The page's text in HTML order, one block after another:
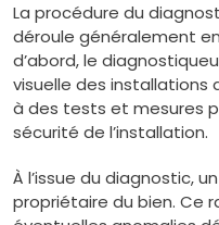
La procédure du
déroule généralement
d’abord, le
visuelle des installations
à des tests et mesures
sécurité de l’installation.
À l’issue du diagnostic,
propriétaire du bien. Ce